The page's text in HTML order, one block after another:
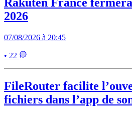
2026
07/08/2026 à 20:45
• 22
FileRouter facilite
fichiers dans l’app de